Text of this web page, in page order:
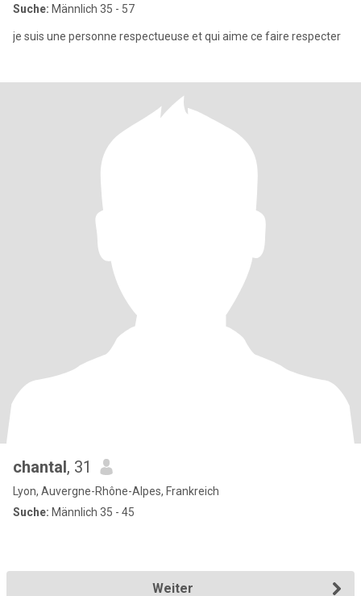
Suche: Männlich 35 - 57
je suis une personne respectueuse et qui aime ce faire respecter
chantal, 31
Lyon, Auvergne-Rhône-Alpes, Frankreich
Suche: Männlich 35 - 45
Weiter